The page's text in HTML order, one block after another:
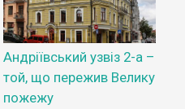
Андріївський узвіз 2-а –
той, що пережив Велику
пожежу